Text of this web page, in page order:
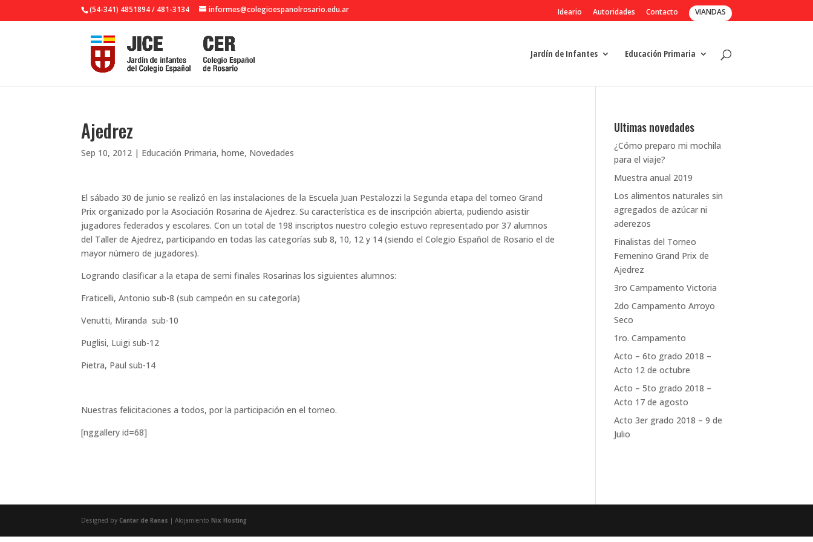
(54-341) 4851894 / 481-3134 informes@colegioespanolrosario.edu.ar Ideario Autoridades Contacto VIANDAS
Jardín de Infantes Educación Primaria
Ajedrez
Sep 10, 2012 | Educación Primaria,home, Novedades
El sábado 30 de junio se realizó en las instalaciones de la Escuela Juan Pestalozzi la Segunda etapa del torneo Grand
Prix organizado por la Asociación Rosarina de Ajedrez. Su característica es de inscripción abierta, pudiendo asistir
jugadores federados y escolares. Con un total de 198 inscriptos nuestro colegio estuvo representado por 37 alumnos
del Taller de Ajedrez, participando en todas las categorías sub 8, 10, 12 y 14 (siendo el Colegio Español de Rosario el de
mayor número de jugadores).
Logrando clasificar a la etapa de semi finales Rosarinas los siguientes alumnos:
Fraticelli, Antonio sub-8 (sub campeón en su categoría)
Venutti, Miranda sub-10
Puglisi, Luigi sub-12
Pietra, Paul sub-14
Nuestras felicitaciones a todos, por la participación en el torneo.
[nggallery id=68]
Ultimas novedades
¿Cómo preparo mi mochila
para el viaje?
Muestra anual 2019
Los alimentos naturales sin
agregados de azúcar ni
aderezos
Finalistas del Torneo
Femenino Grand Prix de
Ajedrez
3ro Campamento Victoria
2do Campamento Arroyo
Seco
1ro. Campamento
Acto – 6to grado 2018 –
Acto 12 de octubre
Acto – 5to grado 2018 –
Acto 17 de agosto
Acto 3er grado 2018 – 9 de
Julio
Designed by Cantar de Ranas | AlojamientoNix Hosting